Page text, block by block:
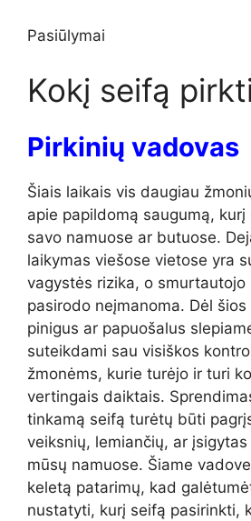
Pasiūlymai
Kokį seifą
Pirkinių vadovas
Šiais laikais vis daugiau
apie papildomą saugumą,
savo namuose ar butuose.
laikymas viešose vietose yra
vagystės rizika, o smurtautojo
pasirodo neįmanoma. Dėl
pinigus ar papuošalus
suteikdami sau visiškos
žmonėms, kurie turėjo ir turi
vertingais daiktais.
tinkamą seifą turėtų būti
veiksnių, lemiančių, ar
mūsų namuose. Šiame
keletą patarimų, kad
nustatyti, kurį seifą pasirinkti,